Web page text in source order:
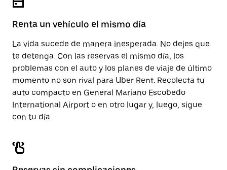
calendario.
Renta un vehículo el mismo día
La vida sucede de manera inesperada. No dejes que
te detenga. Con las reservas el mismo día, los
problemas con el auto y los planes de viaje de último
momento no son rival para Uber Rent. Recolecta tu
auto compacto en General Mariano Escobedo
International Airport o en otro lugar y, luego, sigue
con tu día.